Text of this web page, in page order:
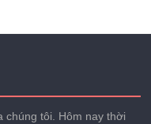
chúng tôi. Hôm nay thời